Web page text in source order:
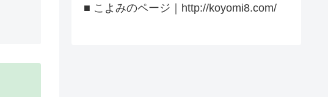
■ こよみのページ｜http://koyomi8.com/